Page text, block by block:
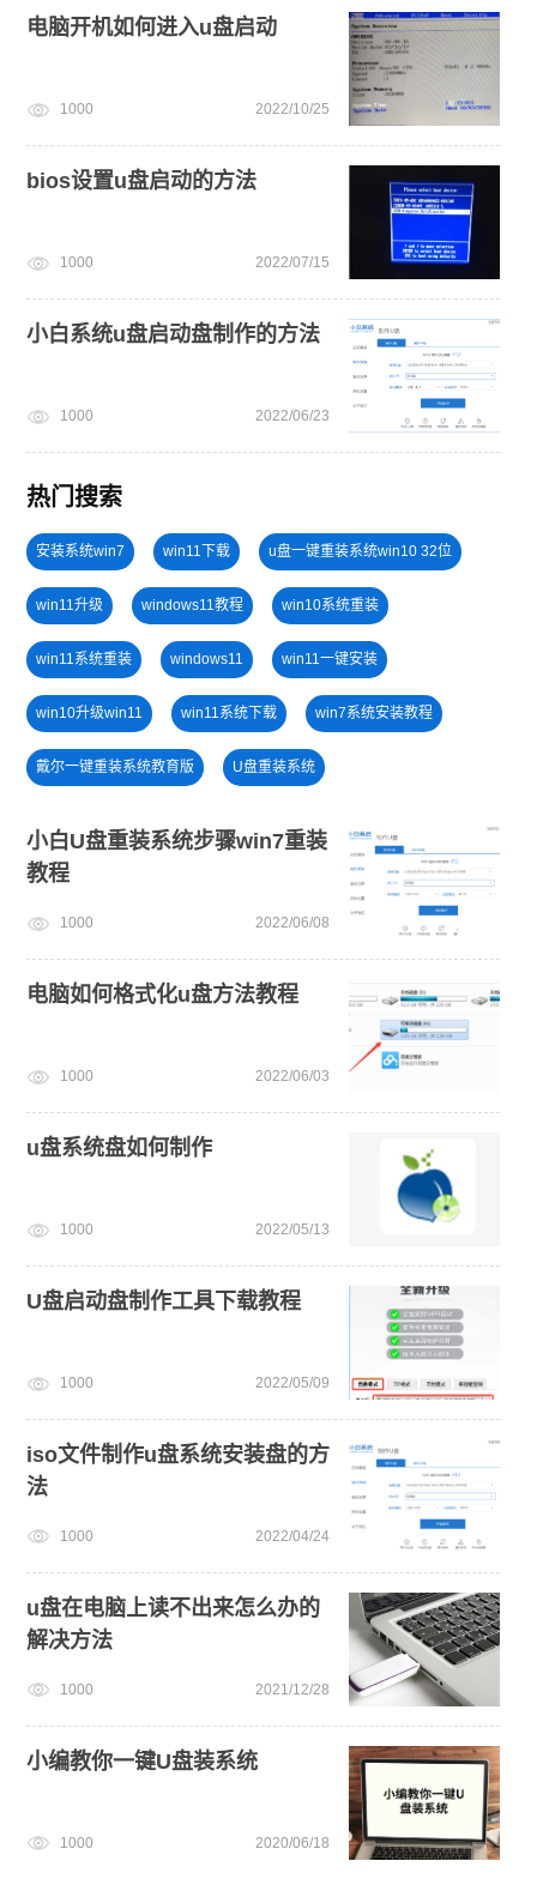
电脑开机如何进入u盘启动
1000 2022/10/25
bios设置u盘启动的方法
1000 2022/07/15
小白系统u盘启动盘制作的方法
1000 2022/06/23
热门搜索
安装系统win7 win11下载 u盘一键重装系统win10 32位
win11升级 windows11教程 win10系统重装
win11系统重装 windows11 win11一键安装
win10升级win11 win11系统下载 win7系统安装教程
戴尔一键重装系统教育版 U盘重装系统
新手如何重装电脑系统win7
win11绕过硬件限制安装
小白U盘重装系统步骤win7重装
教程
1000 2022/06/08
电脑如何格式化u盘方法教程
1000 2022/06/03
u盘系统盘如何制作
1000 2022/05/13
U盘启动盘制作工具下载教程
1000 2022/05/09
iso文件制作u盘系统安装盘的方
法
1000 2022/04/24
u盘在电脑上读不出来怎么办的
解决方法
1000 2021/12/28
小编教你一键U盘装系统
1000 2020/06/18